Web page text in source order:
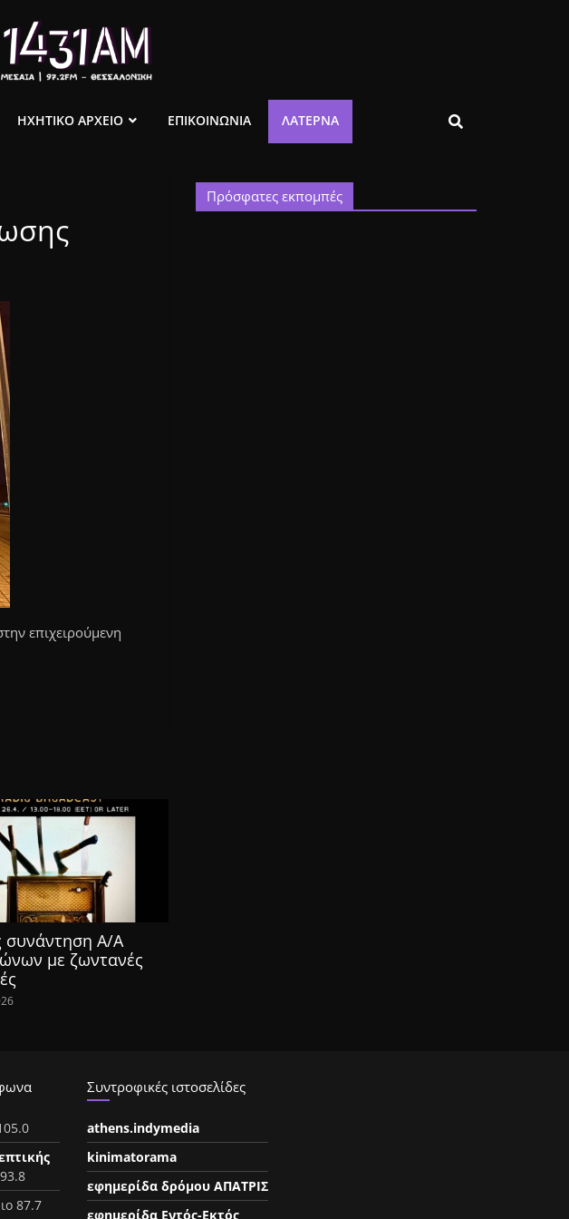
ΗΧΗΤΙΚΟ ΑΡΧΕΙΟ ΕΠΙΚΟΙΝΩΝΙΑ ΛΑΤΈΡΝΑ
επιχειρούμενη
συνάντηση Α/Α
με ζωντανές
Πρόσφατες εκπομπές
87.7
Συντροφικές ιστοσελίδες
athens.indymedia
kinimatorama
εφημερίδα δρόμου ΑΠΑΤΡΙΣ
εφημερίδα Εντός-Εκτός